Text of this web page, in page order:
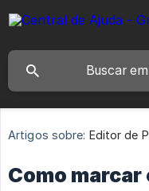
Artigos sobre: Editor de
Como marcar